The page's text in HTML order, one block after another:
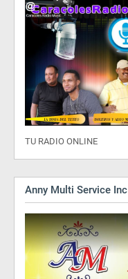
TU RADIO ONLINE
Anny Multi Service Inc